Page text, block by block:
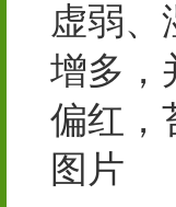
虚弱、
增多，
偏红，
图片